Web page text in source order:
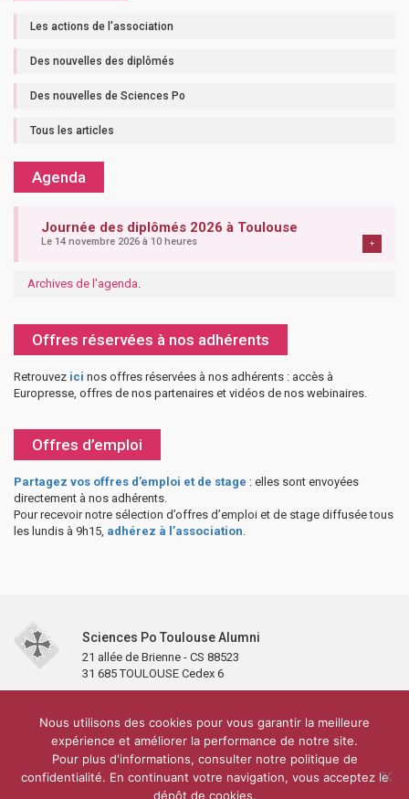
Les actions de l'association
Des nouvelles des diplômés
Des nouvelles de Sciences Po
Tous les articles
Agenda
Journée des diplômés 2026 à Toulouse
Le 14 novembre 2026 à 10 heures +
Archives de l'agenda.
Offres réservées à nos adhérents
Retrouvez ici nos offres réservées à nos adhérents : accès à
Europresse, offres de nos partenaires et vidéos de nos webinaires.
Offres d’emploi
Partagez vos offres d’emploi et de stage : elles sont envoyées
directement à nos adhérents.
Pour recevoir notre sélection d’offres d’emploi et de stage diffusée tous
les lundis à 9h15, adhérez à l’association.
Sciences Po Toulouse Alumni
21 allée de Brienne - CS 88523
31 685 TOULOUSE Cedex 6
Partenaires et soutiens
Lettre d’information
Réseaux sociaux
Sciences Po Toulouse
Carré Alumni de la bibliothèque de Sciences Po Toulouse
10 000 diplômés
Réseau ScPo
Mentions légales Politique de confidentialité
Plan du site
Nous utilisons des cookies pour vous garantir la meilleure
expérience et améliorer la performance de notre site.
Pour plus d'informations, consulter notre politique de
confidentialité. En continuant votre navigation, vous acceptez le
dépôt de cookies.